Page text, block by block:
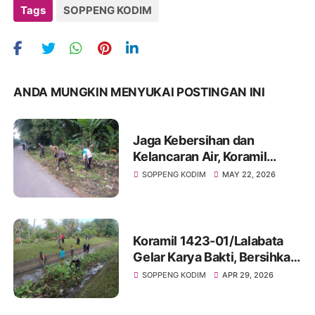
Tags SOPPENG KODIM
ANDA MUNGKIN MENYUKAI POSTINGAN INI
Jaga Kebersihan dan
Kelancaran Air, Koramil
Marioriawa dan Warga
SOPPENG KODIM MAY 22, 2026
Koramil 1423-01/Lalabata
Gelar Karya Bakti, Bersihkan
Saluran Irigasi Di
SOPPENG KODIM APR 29, 2026